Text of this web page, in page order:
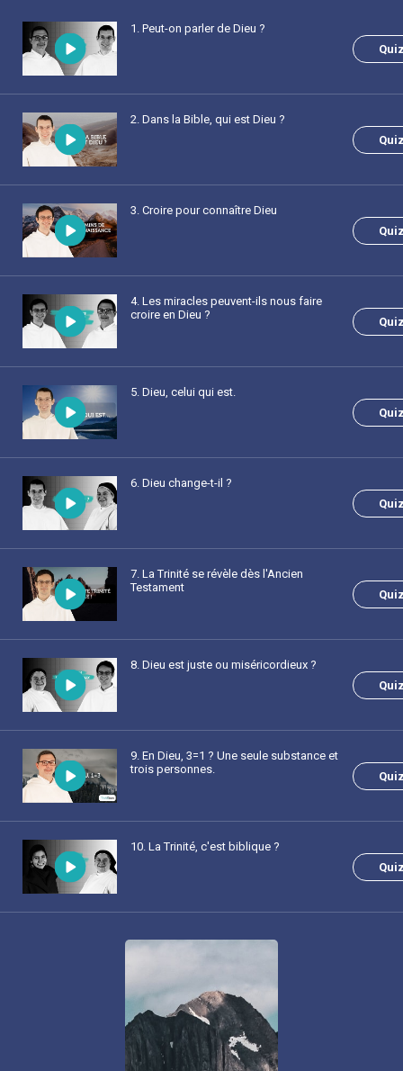
1 . Peut-on parler de Dieu ?
2. Dans la Bible, qui est Dieu ?
3. Croire pour connaître Dieu
4. Les miracles peuvent-ils nous faire
croire en Dieu ?
5. Dieu, celui qui est.
6. Dieu change-t-il ?
7. La Trinité se révèle dès l'Ancien
Testament
8. Dieu est juste ou miséricordieux ?
9. En Dieu, 3=1 ? Une seule substance et
trois personnes.
10. La Trinité, c'est biblique ?